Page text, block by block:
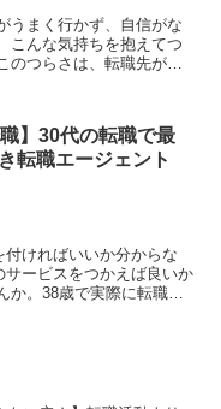
職】30代の転職で最
転職エージェント
付ければいいか分からな
ービスをつかえば良いか